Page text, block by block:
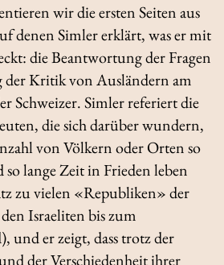
wir die ersten Seiten aus
denen Simler erklärt, was er mit
die Beantwortung der Fragen
Kritik von Ausländern am
Schweizer. Simler referiert die
die sich darüber wundern,
von Völkern oder Orten so
so lange Zeit in Frieden leben
zu vielen «Republiken» der
Israeliten bis zum
und er zeigt, dass trotz der
der Verschiedenheit ihrer